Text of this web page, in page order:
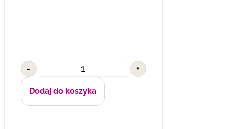
- +
Dodaj do koszyka